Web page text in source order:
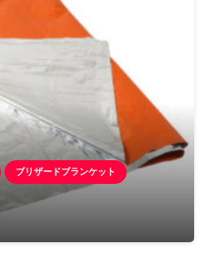
ブリザードブランケット